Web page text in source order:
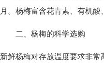
月。杨梅富含花青素、有机
二、杨梅的科学选购
新鲜杨梅对存放温度要求非常